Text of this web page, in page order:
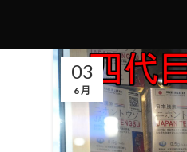
03
6 月